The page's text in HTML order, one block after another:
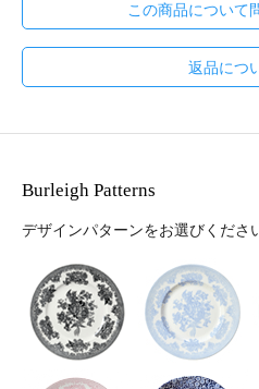
この商品について
返品につ
Burleigh Patterns
デザインパターンをお選びくださ